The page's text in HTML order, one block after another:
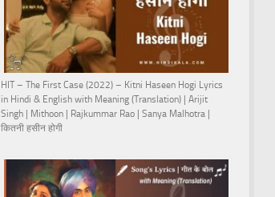
HIT – The First Case (2022) – Kitni Haseen Hogi Lyrics
in Hindi & English with Meaning (Translation) | Arijit
Singh | Mithoon | Rajkummar Rao | Sanya Malhotra |
कितनी हसीन होगी